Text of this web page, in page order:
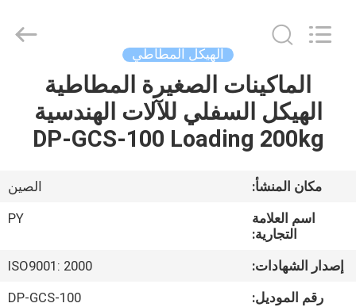
الصفحة
الرئيسية
معلومات
جولة
الهيكل المطاطي
الماكينات الصغيرة المطاطية
الهيكل السفلي للآلات الهندسية
DP-GCS-100 Loading 200kg
مكان المنشأ:
الصين
اسم العلامة
التجارية:
PY
إصدار الشهادات:
ISO9001: 2000
رقم الموديل:
DP-GCS-100